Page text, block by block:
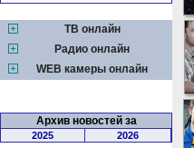
ТВ онлайн
Радио онлайн
WEB камеры онлайн
Архив новостей за
2025 2026